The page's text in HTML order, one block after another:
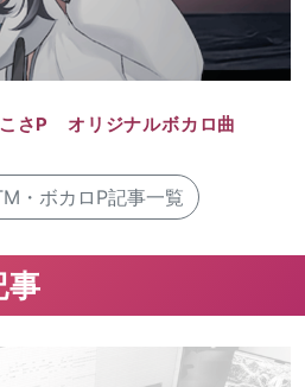
さP オリジナルボカロ曲
・ボカロP記事一覧
事